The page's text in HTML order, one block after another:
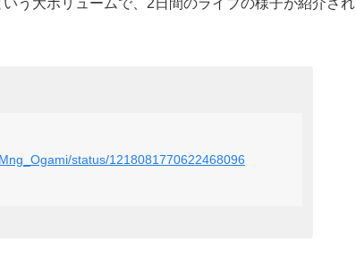
status/1218081770622468096